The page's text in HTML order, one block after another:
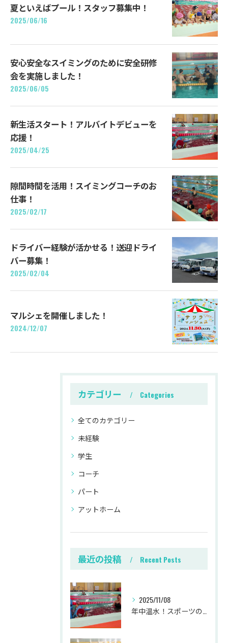
夏といえばプール！スタッフ募集中！
2025/06/16
安心安全なスイミングのために安全研修
会を実施しました！
2025/06/05
新生活スタート！アルバイトデビューを
応援！
2025/04/25
隙間時間を活用！スイミングコーチのお
仕事！
2025/02/17
ドライバー経験が活かせる！送迎ドライ
バー募集！
2025/02/04
マルシェを開催しました！
2024/12/07
カテゴリー Categories
全てのカテゴリー
未経験
学生
コーチ
パート
アットホーム
最近の投稿 Recent Posts
2025/11/08